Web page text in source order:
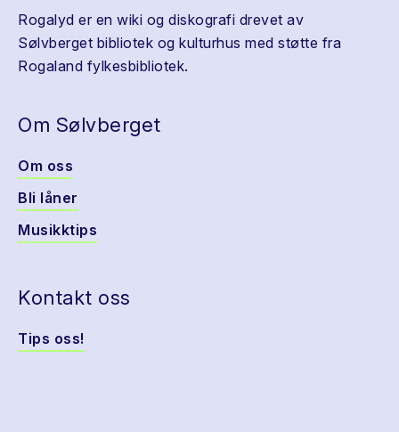
Rogalyd er en wiki og diskografi drevet av
Sølvberget bibliotek og kulturhus med støtte fra
Rogaland fylkesbibliotek.
Om Sølvberget
Om oss
Bli låner
Musikktips
Kontakt oss
Tips oss!